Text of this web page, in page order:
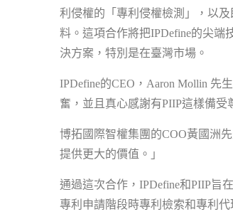
利侵權的「專利侵權檢測」，以
料。這項合作將把IPDefine的尖端
決方案，特別是在臺灣市場。
IPDefine的CEO，Aaron Mollin 先
奮，並且真心感謝有PIIP這樣備受
博拓國際智權集團的COO黃國洲
提供更大的價值。」
通過這次合作，IPDefine和PIIP旨
專利申請階段時專利檢索和專利